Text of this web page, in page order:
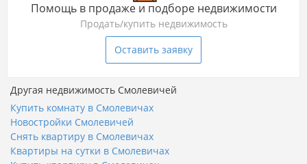
Помощь в продаже и подборе недвижимости
Продать/купить недвижимость
Оставить заявку
Другая недвижимость Смолевичей
Купить комнату в Смолевичах
Новостройки Смолевичей
Снять квартиру в Смолевичах
Квартиры на сутки в Смолевичах